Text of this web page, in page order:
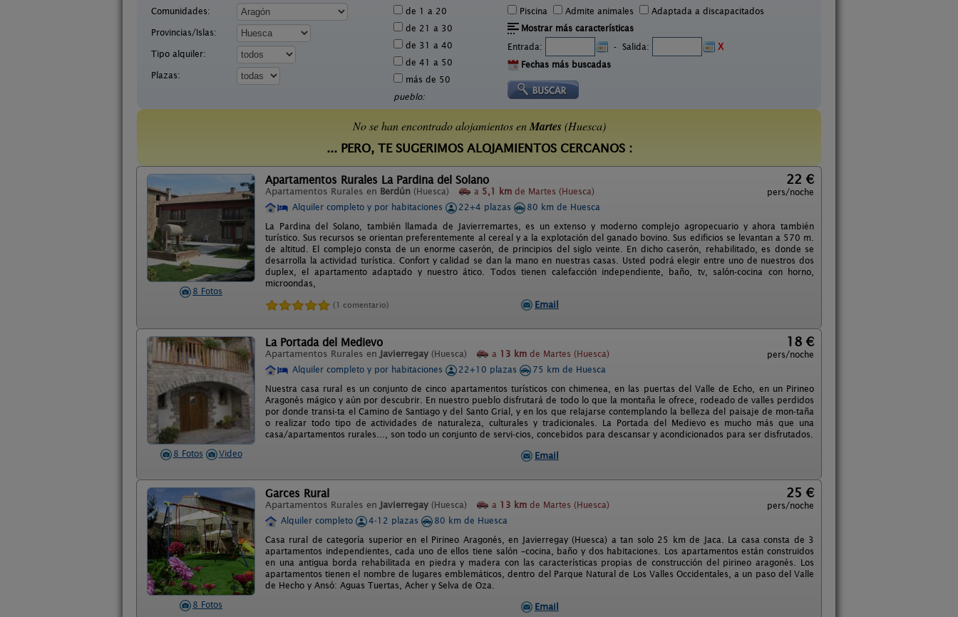
Comunidades:
Provincias/Islas:
Tipo alquiler:
Plazas:
de 1 a 20
de 21 a 30
de 31 a 40
de 41 a 50
más de 50
pueblo:
Piscina Admite animales
Adaptada a discapacitados
Mostrar más características
Entrada:
- Salida:
X
Fechas más buscadas
No se han encontrado alojamientos enMartes(Huesca)
... PERO, TE SUGERIMOS ALOJAMIENTOS CERCANOS :
8 Fotos
Apartamentos Rurales La Pardina del Solano
Apartamentos Rurales en Berdún (Huesca) a 5,1 km de Martes (Huesca)
22 €
pers/noche
Alquiler completo y por habitaciones
22+4 plazas
80 km de Huesca
La Pardina del Solano, también llamada de Javierremartes, es un extenso y moderno complejo agropecuario y ahora también
turístico. Sus recursos se orientan preferentemente al cereal y a la explotación del ganado bovino. Sus edificios se levantan a 570 m.
de altitud. El complejo consta de un enorme caserón, de principios del siglo veinte. En dicho caserón, rehabilitado, es donde se
desarrolla la actividad turística. Confort y calidad se dan la mano en nuestras casas. Usted podrá elegir entre uno de nuestros dos
duplex, el apartamento adaptado y nuestro ático. Todos tienen calefacción independiente, baño, tv, salón-cocina con horno,
microondas,
(1 comentario) Email
8 Fotos Video
La Portada del Medievo
Apartamentos Rurales enJavierregay (Huesca) a 13 km de Martes (Huesca)
18 €
pers/noche
Alquiler completo y por habitaciones
22+10 plazas
75 km de Huesca
Nuestra casa rural es un conjunto de cinco apartamentos turísticos con chimenea, en las puertas del Valle de Echo, en un Pirineo
Aragonés mágico y aún por descubrir. En nuestro pueblo disfrutará de todo lo que la montaña le ofrece, rodeado de valles perdidos
por donde transi-ta el Camino de Santiago y del Santo Grial, y en los que relajarse contemplando la belleza del paisaje de mon-taña
o realizar todo tipo de actividades de naturaleza, culturales y tradicionales. La Portada del Medievo es mucho más que una
casa/apartamentos rurales..., son todo un conjunto de servi-cios, concebidos para descansar y acondicionados para ser disfrutados.
Email
8 Fotos
Garces Rural
Apartamentos Rurales enJavierregay (Huesca) a 13 km de Martes (Huesca)
25 €
pers/noche
Alquiler completo
4-12 plazas
80 km de Huesca
Casa rural de categoría superior en el Pirineo Aragonés, en Javierregay (Huesca) a tan solo 25 km de Jaca. La casa consta de 3
apartamentos independientes, cada uno de ellos tiene salón –cocina, baño y dos habitaciones. Los apartamentos están construidos
en una antigua borda rehabilitada en piedra y madera con las características propias de construcción del pirineo aragonés. Los
apartamentos tienen el nombre de lugares emblemáticos, dentro del Parque Natural de Los Valles Occidentales, a un paso del Valle
de Hecho y Ansó: Aguas Tuertas, Acher y Selva de Oza.
Email